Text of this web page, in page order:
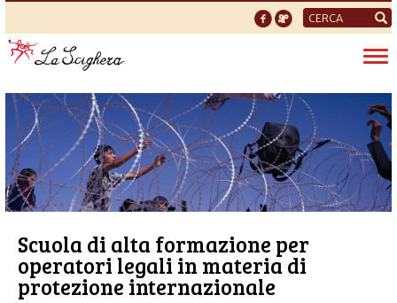
Form
di
ricerca
Scuola di alta formazione per
operatori legali in materia di
protezione internazionale